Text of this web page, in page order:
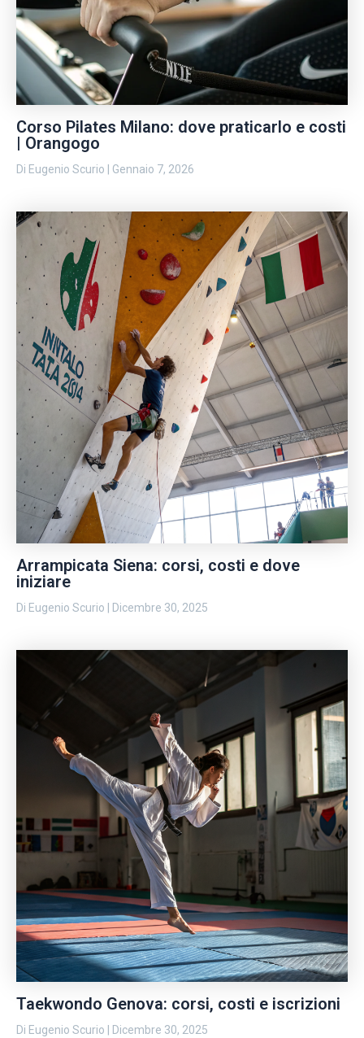
Corso Pilates Milano: dove praticarlo e costi
| Orangogo
Di Eugenio Scurio Gennaio 7, 2026
Arrampicata Siena: corsi, costi e dove
iniziare
Di Eugenio Scurio Dicembre 30, 2025
Taekwondo Genova: corsi, costi e iscrizioni
Di Eugenio Scurio Dicembre 30, 2025